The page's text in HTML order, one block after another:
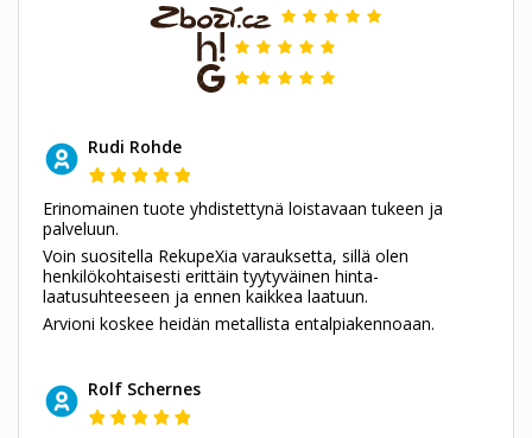
Rudi Rohde
Erinomainen tuote yhdistettynä loistavaan tukeen ja
palveluun.
Voin suositella RekupeXia varauksetta, sillä olen
henkilökohtaisesti erittäin tyytyväinen hinta-
laatusuhteeseen ja ennen kaikkea laatuun.
Arvioni koskee heidän metallista entalpiakennoaan.
Rolf Schernes